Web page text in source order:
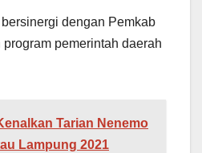
dengan Pemkab
pemerintah daerah
Tarian Nenemo
Lampung 2021